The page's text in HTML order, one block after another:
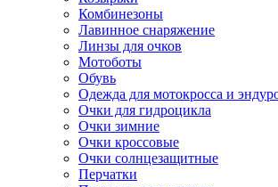
Комбинезоны
Лавинное снаряжение
Линзы для очков
Мотоботы
Обувь
Одежда для мотокросса и
Очки для гидроцикла
Очки зимние
Очки кроссовые
Очки солнцезащитные
Перчатки